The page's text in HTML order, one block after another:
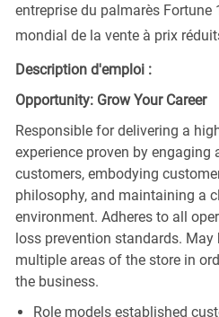
entreprise du palmarès Fortune
mondial de la vente à prix
Description d'emploi :
Opportunity: Grow Your Career
Responsible for delivering a
experience proven by
customers, embodying
philosophy, and maintaining a
environment. Adheres to all
loss prevention standards.
multiple areas of the store in
the business.
Role models established